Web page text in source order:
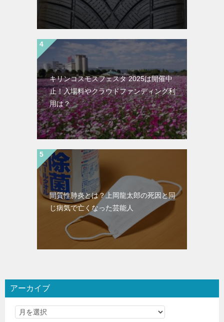
キリンコスモスフェスタ 2025は開催中
止！入場料やクラウドファンディング利
用は？
間質性肺炎とは？上岡龍太郎の死因と同
じ病気で亡くなった芸能人
アーカイブ